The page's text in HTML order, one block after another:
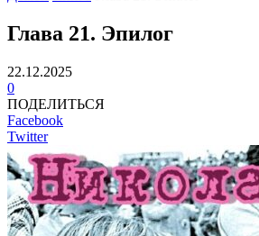
Глава 21. Эпилог
22.12.2025
0
ПОДЕЛИТЬСЯ
Facebook
Twitter